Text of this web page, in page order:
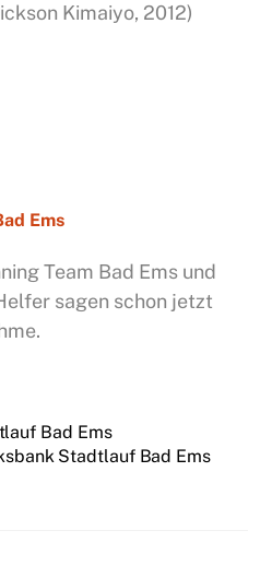
Kimaiyo, 2012)
Ems
Team Bad Ems und
sagen schon jetzt
Bad Ems
Stadtlauf Bad Ems